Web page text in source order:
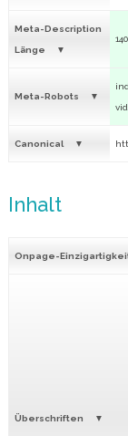
Meta-Description
Länge
140
Meta-Robots
Canonical
Inhalt
Onpage-
Überschriften